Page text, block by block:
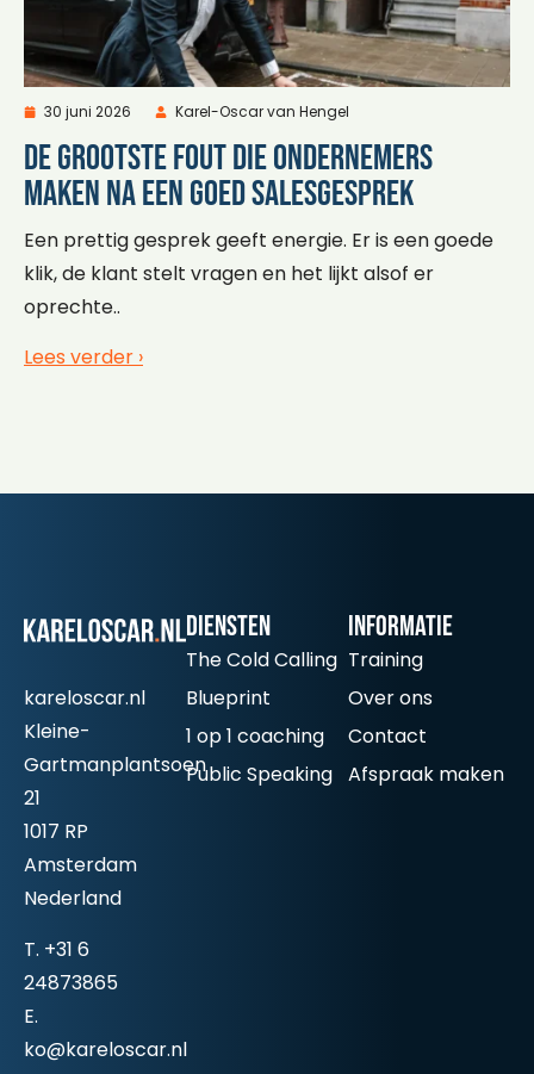
30 juni 2026 Karel-Oscar van Hengel
De grootste fout die ondernemers
maken na een goed salesgesprek
Een prettig gesprek geeft energie. Er is een goede
klik, de klant stelt vragen en het lijkt alsof er
oprechte..
Lees verder ›
kareloscar.nl
Kleine-
Gartmanplantsoen
21
1017 RP
Amsterdam
Nederland
T. +31 6
24873865
E.
ko@kareloscar.nl
Diensten
The Cold Calling
Blueprint
1 op 1 coaching
Public Speaking
informatie
Training
Over ons
Contact
Afspraak maken